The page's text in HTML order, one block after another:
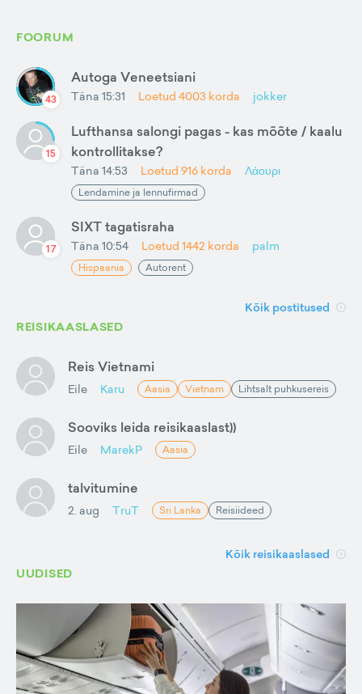
FOORUM
43
Autoga Veneetsiani
Täna 15:31 Loetud 4003 korda jokker
15
Lufthansa salongi pagas - kas mõõte / kaalu
kontrollitakse?
Täna 14:53 Loetud 916 korda Λάουρι
Lendamine ja lennufirmad
17
SIXT tagatisraha
Täna 10:54 Loetud 1442 korda palm
Hispaania Autorent
Kõik postitused
REISIKAASLASED
Reis Vietnami
Eile Karu Aasia Vietnam Lihtsalt puhkusereis
Sooviks leida reisikaaslast))
Eile MarekP Aasia
talvitumine
2. aug TruT Sri Lanka Reisiideed
Kõik reisikaaslased
UUDISED